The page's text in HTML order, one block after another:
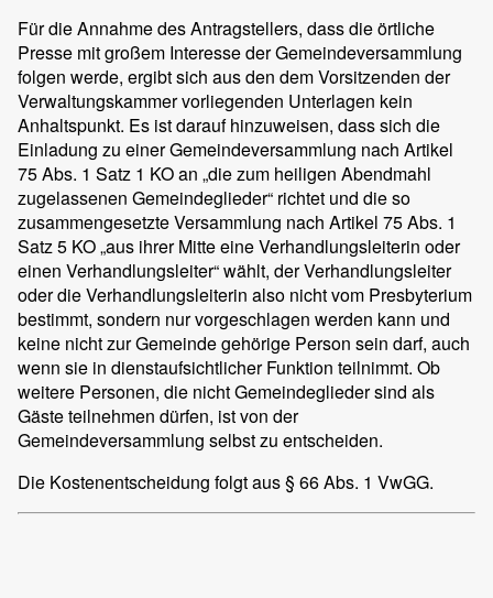
Für die Annahme des Antragstellers, dass die örtliche
Presse mit großem Interesse der Gemeindeversammlung
folgen werde, ergibt sich aus den dem Vorsitzenden der
Verwaltungskammer vorliegenden Unterlagen kein
Anhaltspunkt. Es ist darauf hinzuweisen, dass sich die
Einladung zu einer Gemeindeversammlung nach Artikel
75 Abs. 1 Satz 1 KO an „die zum heiligen Abendmahl
zugelassenen Gemeindeglieder“ richtet und die so
zusammengesetzte Versammlung nach Artikel 75 Abs. 1
Satz 5 KO „aus ihrer Mitte eine Verhandlungsleiterin oder
einen Verhandlungsleiter“ wählt, der Verhandlungsleiter
oder die Verhandlungsleiterin also nicht vom Presbyterium
bestimmt, sondern nur vorgeschlagen werden kann und
keine nicht zur Gemeinde gehörige Person sein darf, auch
wenn sie in dienstaufsichtlicher Funktion teilnimmt. Ob
weitere Personen, die nicht Gemeindeglieder sind als
Gäste teilnehmen dürfen, ist von der
Gemeindeversammlung selbst zu entscheiden.
Die Kostenentscheidung folgt aus § 66 Abs. 1 VwGG.